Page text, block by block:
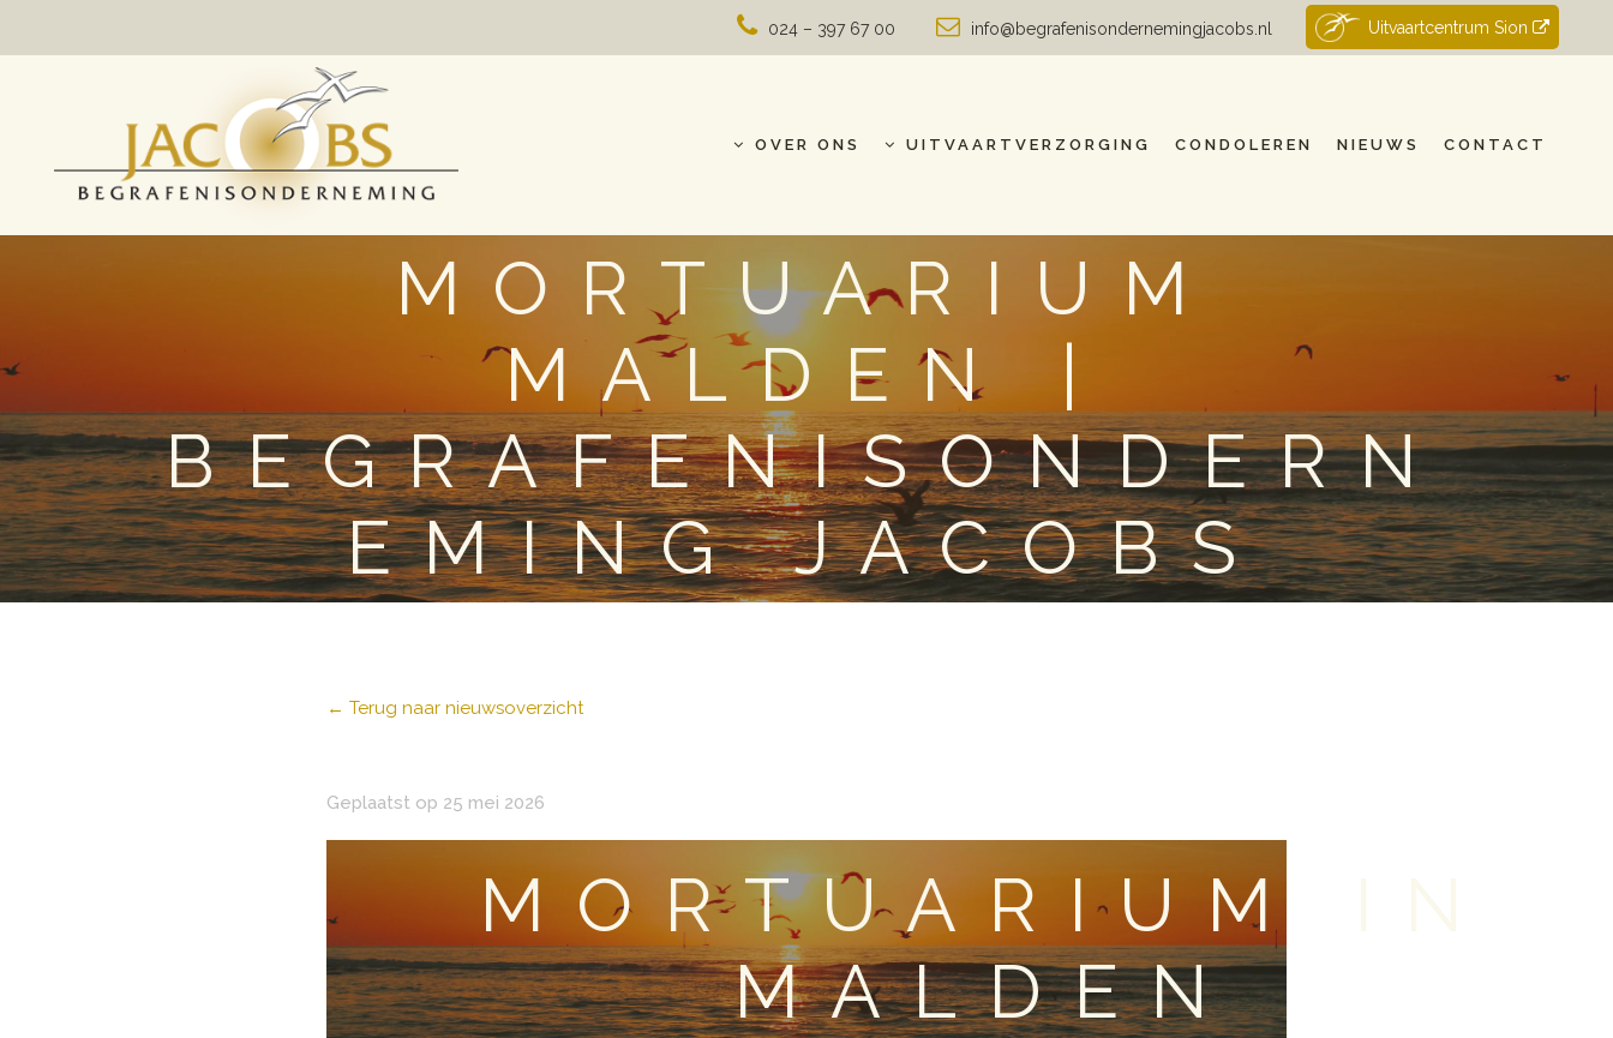
024 – 397 67 00 info@begrafenisondernemingjacobs.nl Uitvaartcentrum Sion
OVER ONS UITVAARTVERZORGING CONDOLEREN NIEUWS CONTACT
MORTUARIUM
MALDEN |
BEGRAFENISONDERN
EMING JACOBS
← Terug naar nieuwsoverzicht
Geplaatst op 25 mei 2026
MORTUARIUM IN
MALDEN